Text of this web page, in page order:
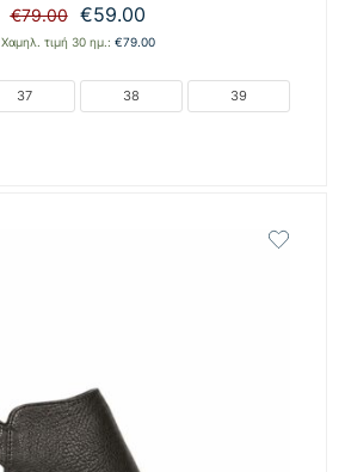
€79.00
Original
price
€79.00.
€59.00Η
τρέχουσα
€59.00.
Χαμηλ. τιμή 30 ημ.: €79.00
37 38 39